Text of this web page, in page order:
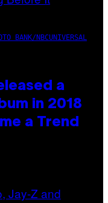
BANK/NBCUNIVERSAL
a
in 2018
a Trend